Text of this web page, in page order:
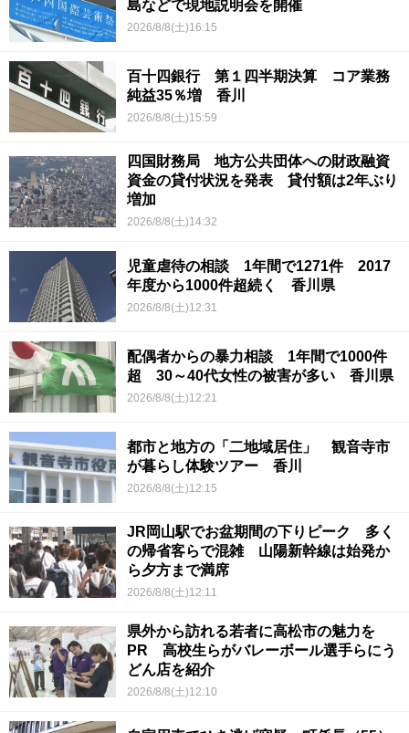
島などで現地説明会を開催
2026/8/8(土)16:15
百十四銀行 第１四半期決算 コア業務
純益35％増 香川
2026/8/8(土)15:59
四国財務局 地方公共団体への財政融資
資金の貸付状況を発表 貸付額は2年ぶり
増加
2026/8/8(土)14:32
児童虐待の相談 1年間で1271件 2017
年度から1000件超続く 香川県
2026/8/8(土)12:31
配偶者からの暴力相談 1年間で1000件
超 30～40代女性の被害が多い 香川県
2026/8/8(土)12:21
都市と地方の「二地域居住」 観音寺市
が暮らし体験ツアー 香川
2026/8/8(土)12:15
JR岡山駅でお盆期間の下りピーク 多く
の帰省客らで混雑 山陽新幹線は始発か
ら夕方まで満席
2026/8/8(土)12:11
県外から訪れる若者に高松市の魅力を
PR 高校生らがバレーボール選手らにう
どん店を紹介
2026/8/8(土)12:10